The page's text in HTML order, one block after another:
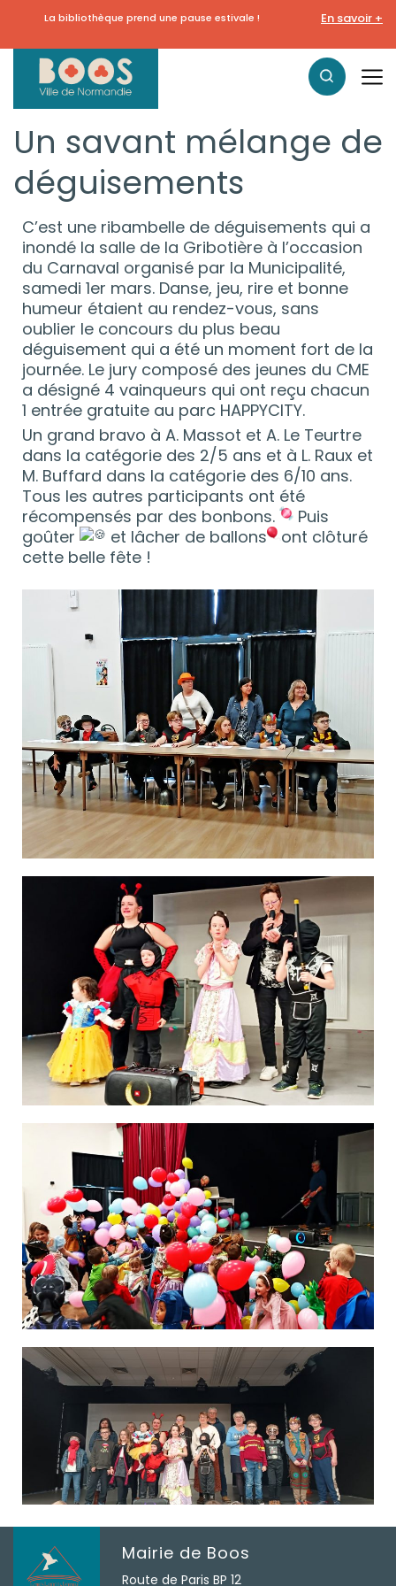
La bibliothèque prend une pause estivale ! En savoir +
Un savant mélange de
déguisements
C’est une ribambelle de déguisements qui a
inondé la salle de la Gribotière à l’occasion
du Carnaval organisé par la Municipalité,
samedi 1er mars. Danse, jeu, rire et bonne
humeur étaient au rendez-vous, sans
oublier le concours du plus beau
déguisement qui a été un moment fort de la
journée. Le jury composé des jeunes du CME
a désigné 4 vainqueurs qui ont reçu chacun
1 entrée gratuite au parc HAPPYCITY.
Un grand bravo à A. Massot et A. Le Teurtre
dans la catégorie des 2/5 ans et à L. Raux et
M. Buffard dans la catégorie des 6/10 ans.
Tous les autres participants ont été
récompensés par des bonbons.
Puis
goûter
et lâcher de ballons
ont clôturé
cette belle fête !
Mairie de Boos
Route de Paris BP 12